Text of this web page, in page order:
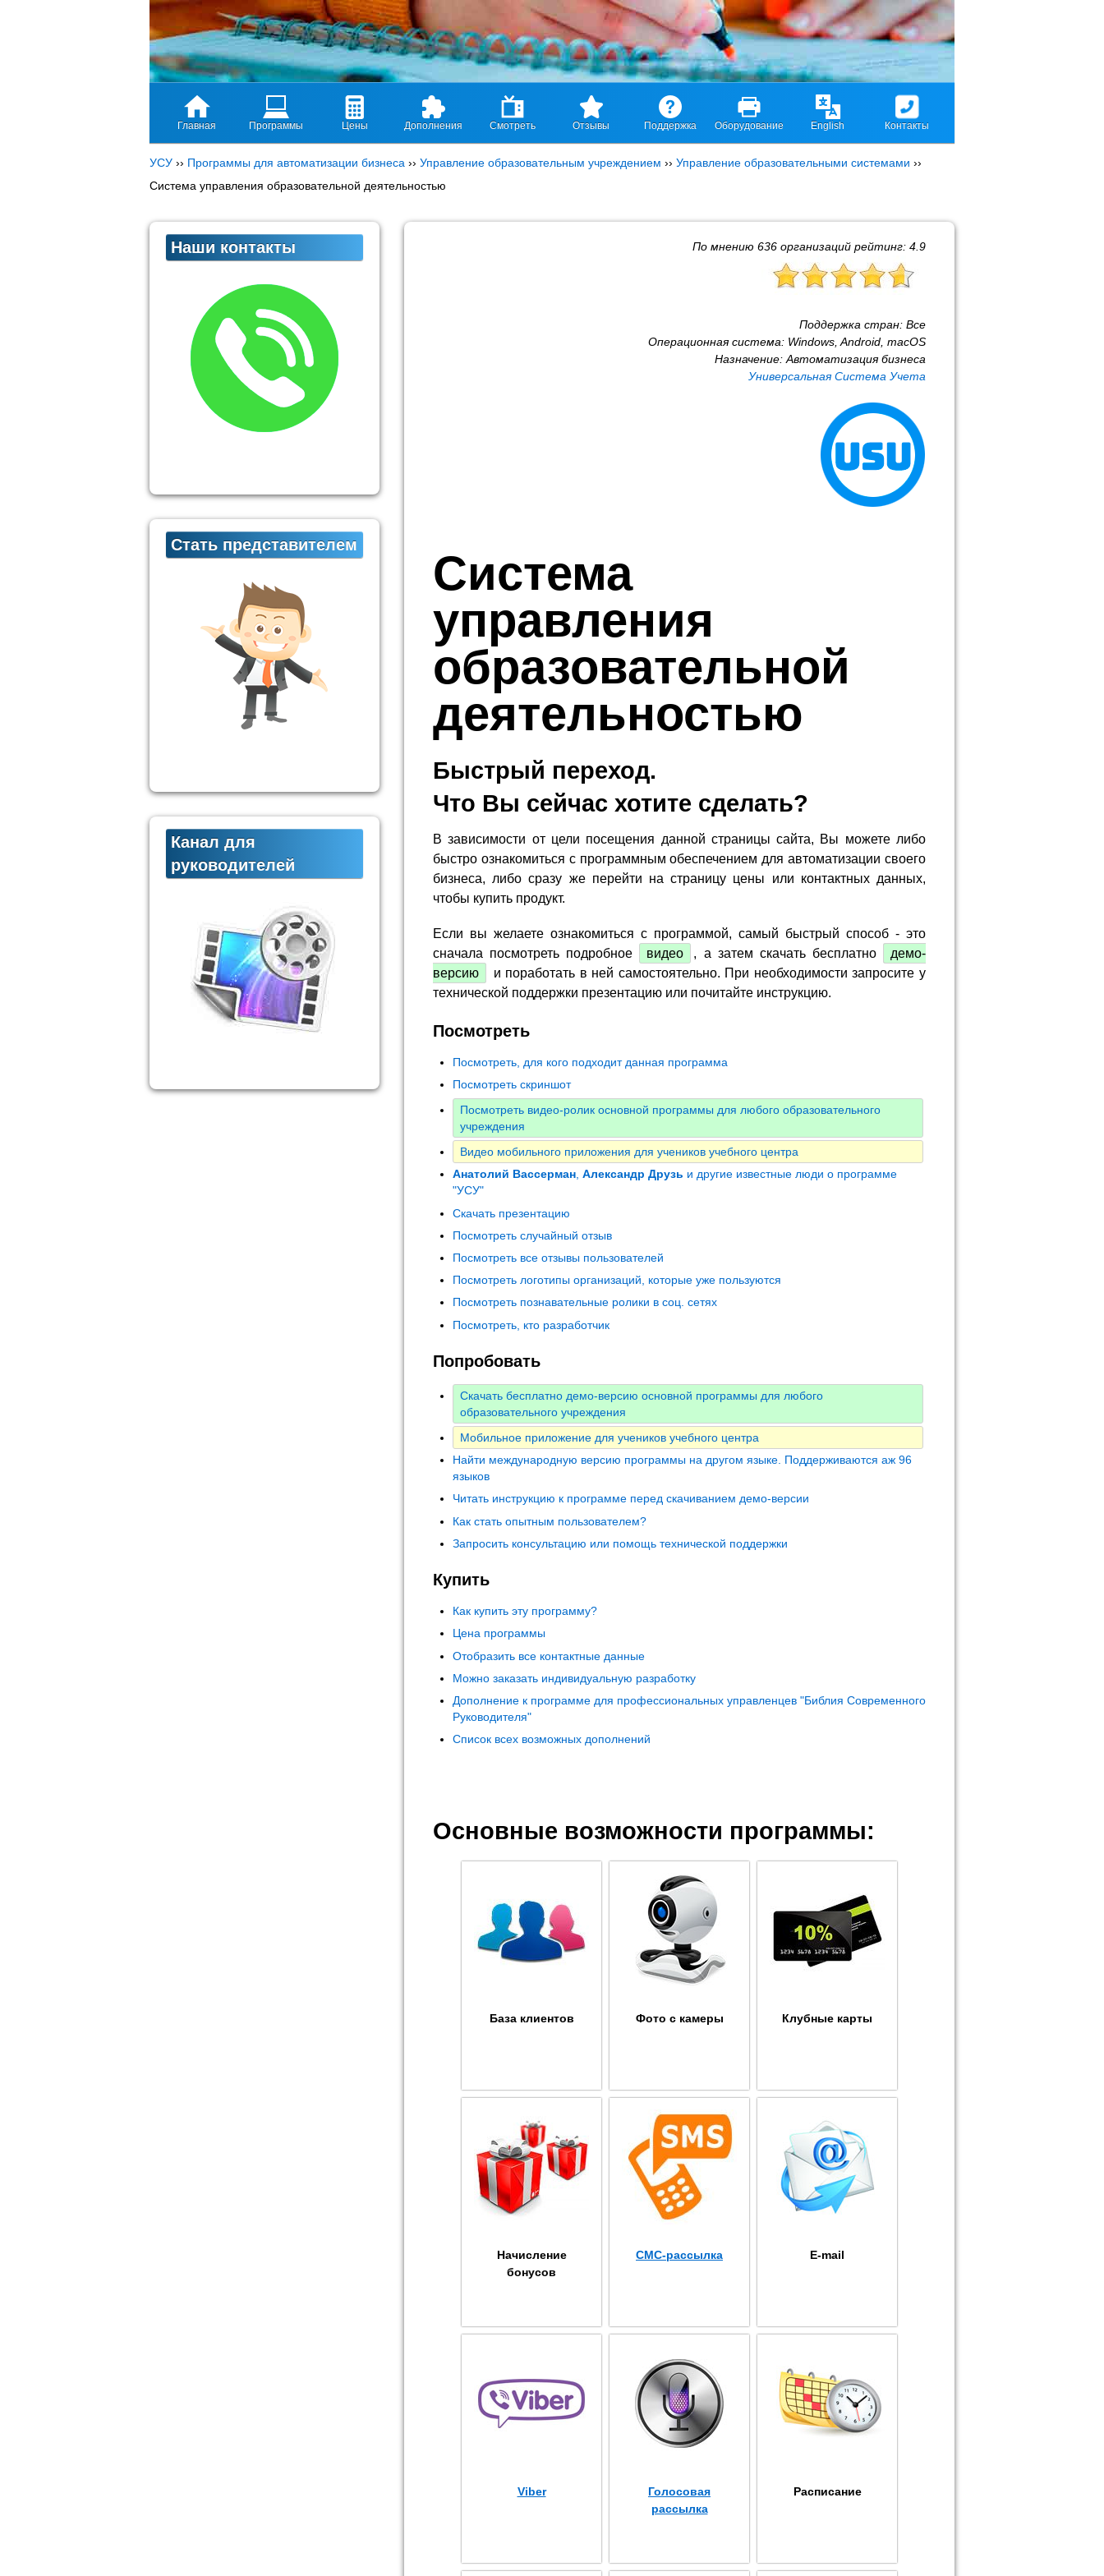
Главная Программы Цены Дополнения Смотреть Отзывы Поддержка Оборудование English Контакты
УСУ ›› Программы для автоматизации бизнеса ›› Управление образовательным учреждением ›› Управление образовательными системами ››
Система управления образовательной деятельностью
По мнению 636 организаций рейтинг: 4.9
Поддержка стран: Все
Операционная система: Windows, Android, macOS
Назначение: Автоматизация бизнеса
Универсальная Система Учета
Система
управления
образовательной
деятельностью
Быстрый переход.
Что Вы сейчас хотите сделать?
В зависимости от цели посещения данной страницы сайта, Вы можете либо
быстро ознакомиться с программным обеспечением для автоматизации своего
бизнеса, либо сразу же перейти на страницу цены или контактных данных,
чтобы купить продукт.
Если вы желаете ознакомиться с программой, самый быстрый способ - это
сначала посмотреть подробное
видео , а затем скачать бесплатно
демо-
версию
и поработать в ней самостоятельно. При необходимости запросите у
технической поддержки презентацию или почитайте инструкцию.
Посмотреть
Посмотреть, для кого подходит данная программа
Посмотреть скриншот
Посмотреть видео-ролик основной программы для любого образовательного
учреждения
Видео мобильного приложения для учеников учебного центра
Анатолий Вассерман, Александр Друзь и другие известные люди о программе
"УСУ"
Скачать презентацию
Посмотреть случайный отзыв
Посмотреть все отзывы пользователей
Посмотреть логотипы организаций, которые уже пользуются
Посмотреть познавательные ролики в соц. сетях
Посмотреть, кто разработчик
Попробовать
Скачать бесплатно демо-версию основной программы для любого
образовательного учреждения
Мобильное приложение для учеников учебного центра
Найти международную версию программы на другом языке. Поддерживаются аж 96
языков
Читать инструкцию к программе перед скачиванием демо-версии
Как стать опытным пользователем?
Запросить консультацию или помощь технической поддержки
Купить
Как купить эту программу?
Цена программы
Отобразить все контактные данные
Можно заказать индивидуальную разработку
Дополнение к программе для профессиональных управленцев "Библия Современного
Руководителя"
Список всех возможных дополнений
Основные возможности программы:
База клиентов Фото с камеры Клубные карты
Начисление
бонусов
СМС-рассылка E-mail
Viber
Голосовая
рассылка
Расписание
Наши контакты
Стать представителем
Канал для
руководителей